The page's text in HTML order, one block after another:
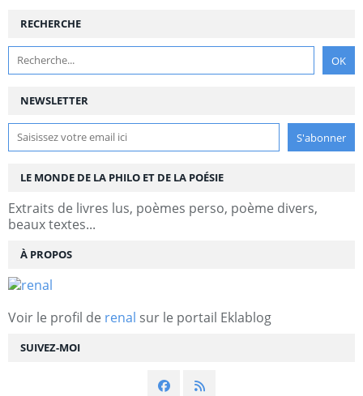
NEWSLETTER
SUIVEZ-MOI
RECHERCHE
LE MONDE DE LA PHILO ET DE LA POÉSIE
Extraits de livres lus, poèmes perso, poème divers,
beaux textes...
À PROPOS
Voir le profil de renal sur le portail Eklablog